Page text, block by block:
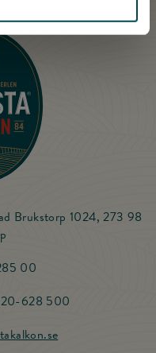
Brukstorp 1024, 273 98
00
628 500
Skicka mail till